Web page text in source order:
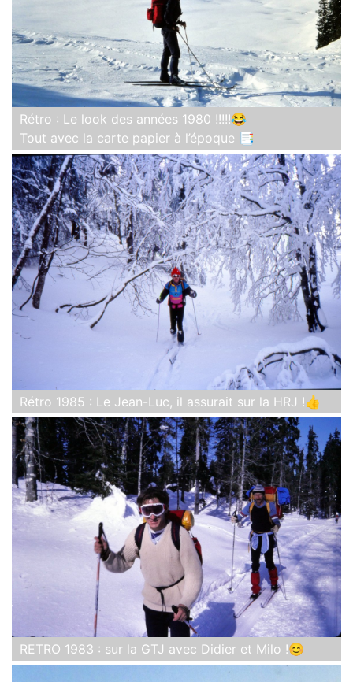
Rétro : Le look des années 1980 !!!!!😂
Tout avec la carte papier à l’époque 📑
Rétro 1985 : Le Jean-Luc, il assurait sur la HRJ !👍
RETRO 1983 : sur la GTJ avec Didier et Milo !😊